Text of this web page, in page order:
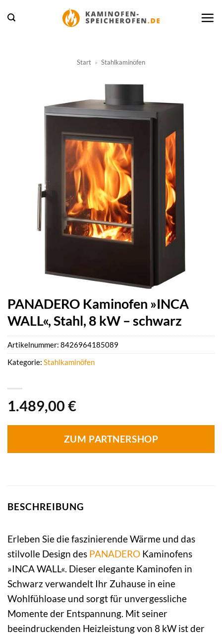
Inhalt
Start » Stahlkaminöfen
PANADERO Kaminofen »INCA
WALL«, Stahl, 8 kW – schwarz
1.489,00 €
ZUM PARTNERSHOP
Artikelnummer: 8426964185089
Kategorie: Stahlkaminöfen
BESCHREIBUNG
Erleben Sie die faszinierende Wärme und das
stilvolle Design des PANADERO Kaminofens
»INCA WALL«. Dieser elegante Kaminofen in
Schwarz verwandelt Ihr Zuhause in eine
Wohlfühloase und sorgt für unvergessliche
Momente der Entspannung. Mit seiner
beeindruckenden Heizleistung von 8 kW ist der